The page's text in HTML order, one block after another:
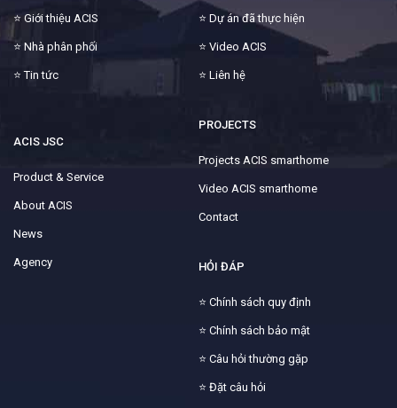
⭐ Giới thiệu ACIS
⭐ Nhà phân phối
⭐Tin tức
ACIS JSC
Product & Service
About ACIS
News
Agency
⭐ Dự án đã thực hiện
⭐ Video ACIS
⭐ Liên hệ
PROJECTS
Projects ACIS smarthome
Video ACIS smarthome
Contact
HỎI ĐÁP
⭐ Chính sách quy định
⭐ Chính sách bảo mật
⭐ Câu hỏi thường gặp
⭐ Đặt câu hỏi